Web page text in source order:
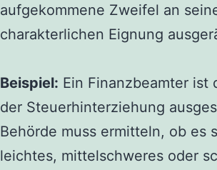
aufgekommene Zweifel an
charakterlichen Eignung
Beispiel: Ein Finanzbeamter ist
der Steuerhinterziehung
Behörde muss ermitteln, ob es
leichtes, mittelschweres oder